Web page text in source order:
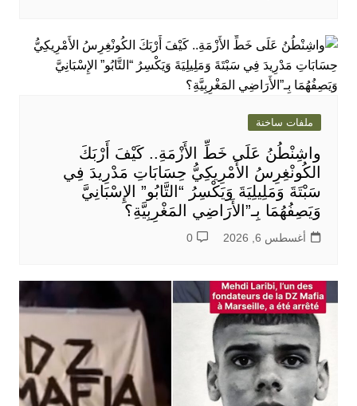
ملفات ساخنة
واشِنْطُنُ عَلَى خَطِّ الأَزْمَةِ.. كَيْفَ أَرْبَكَ
الكُونْغِرِسُ الأَمْرِيكِيُّ حِسَابَاتِ مَدْرِيدَ فِي
سَبْتَةَ وَمَلِيلِيَةَ وَيَكْسِرُ “التَّابُو” الإِسْبَانِيَّ
وَيَصِفُهُمَا بِـ”الأَرَاضِي المَغْرِبِيَّةِ؟
أغسطس 6, 2026 0